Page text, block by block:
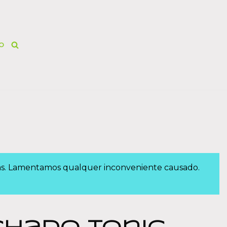
Lamentamos qualquer inconveniente causado.